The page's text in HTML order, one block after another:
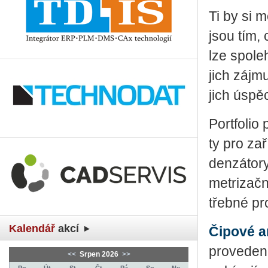
Kalendář akcí
<< Srpen 2026 >>
Ti by si
jsou tím,
lze
jich
jich
Port­fo­lio
ty pro
třeb­né
Čipové